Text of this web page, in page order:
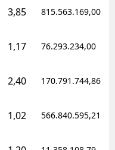
3,85 815.563.169,00
1,17 76.293.234,00
2,40 170.791.744,86
1,02 566.840.595,21